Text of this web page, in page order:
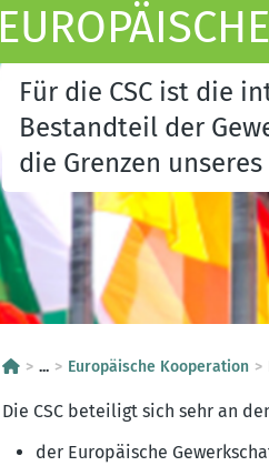
Für die CSC ist die
Bestandteil der
die Grenzen
... Europäische Kooperation
Die CSC beteiligt sich sehr an
der Europäische